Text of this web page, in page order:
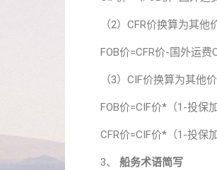
（2）CFR价换算为其他
FOB价=CFR价-国外运
（3）CIF价换算为其他价
FOB价=CIF价*（1-投保
CFR价=CIF价*（1-投保
3、 船务术语简写